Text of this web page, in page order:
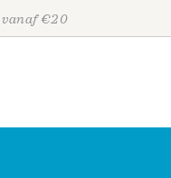
vanaf €20